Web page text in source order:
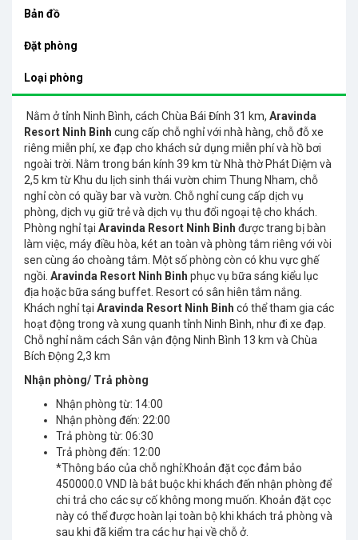
Bản đồ
Đặt phòng
Loại phòng
Nằm ở tỉnh Ninh Bình, cách Chùa Bái Đính 31 km, Aravinda
Resort Ninh Binh cung cấp chỗ nghỉ với nhà hàng, chỗ đỗ xe
riêng miễn phí, xe đạp cho khách sử dụng miễn phí và hồ bơi
ngoài trời. Nằm trong bán kính 39 km từ Nhà thờ Phát Diệm và
2,5 km từ Khu du lịch sinh thái vườn chim Thung Nham, chỗ
nghỉ còn có quầy bar và vườn. Chỗ nghỉ cung cấp dịch vụ
phòng, dịch vụ giữ trẻ và dịch vụ thu đổi ngoại tệ cho khách.
Phòng nghỉ tại Aravinda Resort Ninh Binh được trang bị bàn
làm việc, máy điều hòa, két an toàn và phòng tắm riêng với vòi
sen cùng áo choàng tắm. Một số phòng còn có khu vực ghế
ngồi. Aravinda Resort Ninh Binh phục vụ bữa sáng kiểu lục
địa hoặc bữa sáng buffet. Resort có sân hiên tắm nắng.
Khách nghỉ tại Aravinda Resort Ninh Binh có thể tham gia các
hoạt động trong và xung quanh tỉnh Ninh Bình, như đi xe đạp.
Chỗ nghỉ nằm cách Sân vận động Ninh Bình 13 km và Chùa
Bích Động 2,3 km
Nhận phòng/ Trả phòng
Nhận phòng từ: 14:00
Nhận phòng đến: 22:00
Trả phòng từ: 06:30
Trả phòng đến: 12:00
*Thông báo của chỗ nghỉ:Khoản đặt cọc đảm bảo
450000.0 VND là bắt buộc khi khách đến nhận phòng để
chi trả cho các sự cố không mong muốn. Khoản đặt cọc
này có thể được hoàn lại toàn bộ khi khách trả phòng và
sau khi đã kiểm tra các hư hại về chỗ ở.